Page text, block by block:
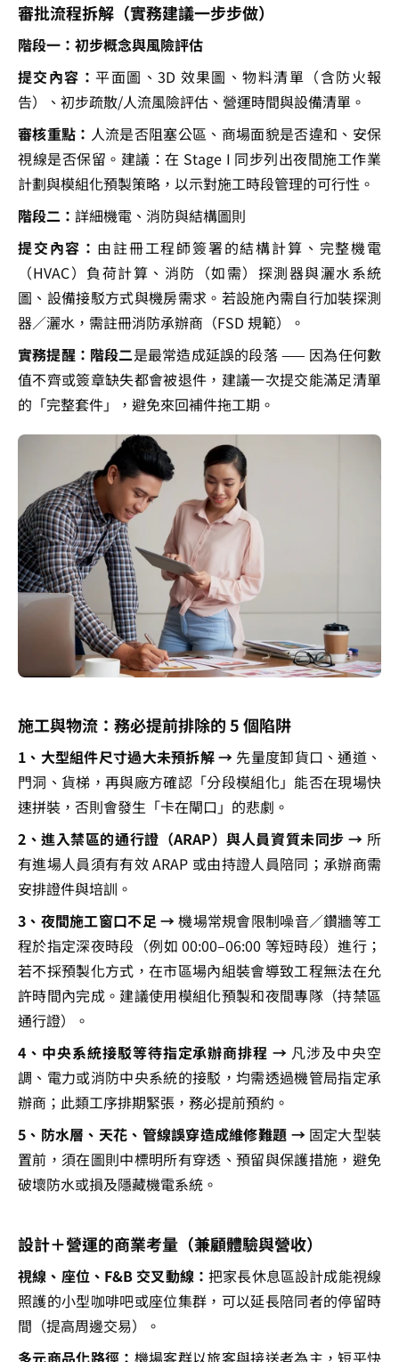
審批流程拆解（實務建議一步步做）
階段一：初步概念與風險評估
提交內容：平面圖、3D 效果圖、物料清單（含防火報
告）、初步疏散/人流風險評估、營運時間與設備清單。
審核重點： 人流是否阻塞公區、商場面貌是否違和、安保
視線是否保留。建議：在 Stage I 同步列出夜間施工作業
計劃與模組化預製策略，以示對施工時段管理的可行性。
階段二： 詳細機電、消防與結構圖則
提交內容： 由註冊工程師簽署的結構計算、完整機電
（HVAC）負荷計算、消防（如需）探測器與灑水系統
圖、設備接駁方式與機房需求。若設施內需自行加裝探測
器／灑水，需註冊消防承辦商（FSD 規範）。
實務提醒：階段二是最常造成延誤的段落 —— 因為任何數
值不齊或簽章缺失都會被退件，建議一次提交能滿足清單
的「完整套件」，避免來回補件拖工期。
施工與物流：務必提前排除的 5 個陷阱
1、大型組件尺寸過大未預拆解 → 先量度卸貨口、通道、
門洞、貨梯，再與廠方確認「分段模組化」能否在現場快
速拼裝，否則會發生「卡在閘口」的悲劇。
2、進入禁區的通行證（ARAP）與人員資質未同步 → 所
有進場人員須有有效 ARAP 或由持證人員陪同；承辦商需
安排證件與培訓。
3、夜間施工窗口不足 → 機場常規會限制噪音／鑽牆等工
程於指定深夜時段（例如 00:00–06:00 等短時段）進行；
若不採預製化方式，在市區場內組裝會導致工程無法在允
許時間內完成。建議使用模組化預製和夜間專隊（持禁區
通行證）。
4、中央系統接駁等待指定承辦商排程 → 凡涉及中央空
調、電力或消防中央系統的接駁，均需透過機管局指定承
辦商；此類工序排期緊張，務必提前預約。
5、防水層、天花、管線誤穿造成維修難題 → 固定大型裝
置前，須在圖則中標明所有穿透、預留與保護措施，避免
破壞防水或損及隱藏機電系統。
設計＋營運的商業考量（兼顧體驗與營收）
視線、座位、F&B 交叉動線：把家長休息區設計成能視線
照護的小型咖啡吧或座位集群，可以延長陪同者的停留時
間（提高周邊交易）。
多元商品化路徑： 機場客群以旅客與接送者為主，短平快